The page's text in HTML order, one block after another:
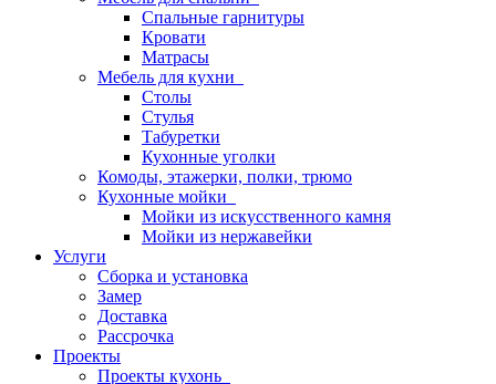
Спальные гарнитуры
Кровати
Матрасы
Мебель для кухни
Столы
Стулья
Табуретки
Кухонные уголки
Комоды, этажерки, полки, трюмо
Кухонные мойки
Мойки из искусственного камня
Мойки из нержавейки
Услуги
Сборка и установка
Замер
Доставка
Рассрочка
Проекты
Проекты кухонь